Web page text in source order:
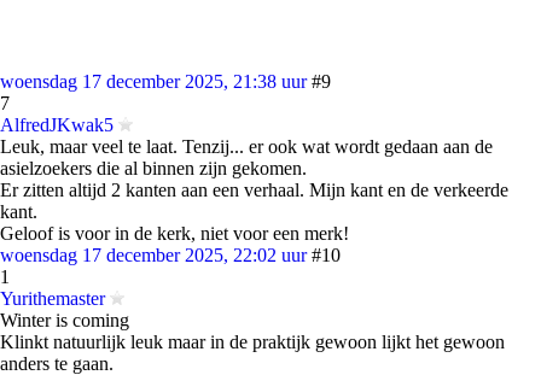
woensdag 17 december 2025, 21:38 uur #9
7
AlfredJKwak5
Leuk, maar veel te laat. Tenzij... er ook wat wordt gedaan aan de
asielzoekers die al binnen zijn gekomen.
Er zitten altijd 2 kanten aan een verhaal. Mijn kant en de verkeerde
kant.
Geloof is voor in de kerk, niet voor een merk!
woensdag 17 december 2025, 22:02 uur #10
1
Yurithemaster
Winter is coming
Klinkt natuurlijk leuk maar in de praktijk gewoon lijkt het gewoon
anders te gaan.